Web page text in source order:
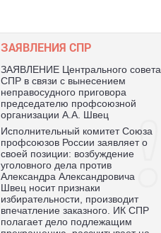
ЗАЯВЛЕНИЯ СПР
ЗАЯВЛЕНИЕ Центрального совета
СПР в связи с вынесением
неправосудного приговора
председателю профсоюзной
организации А.А. Швец
Исполнительный комитет Союза
профсоюзов России заявляет о
своей позиции: возбуждение
уголовного дела против
Александра Александровича
Швец носит признаки
избирательности, производит
впечатление заказного. ИК СПР
полагает дело подлежащим